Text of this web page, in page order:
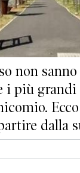
non
i più grandi
dalla